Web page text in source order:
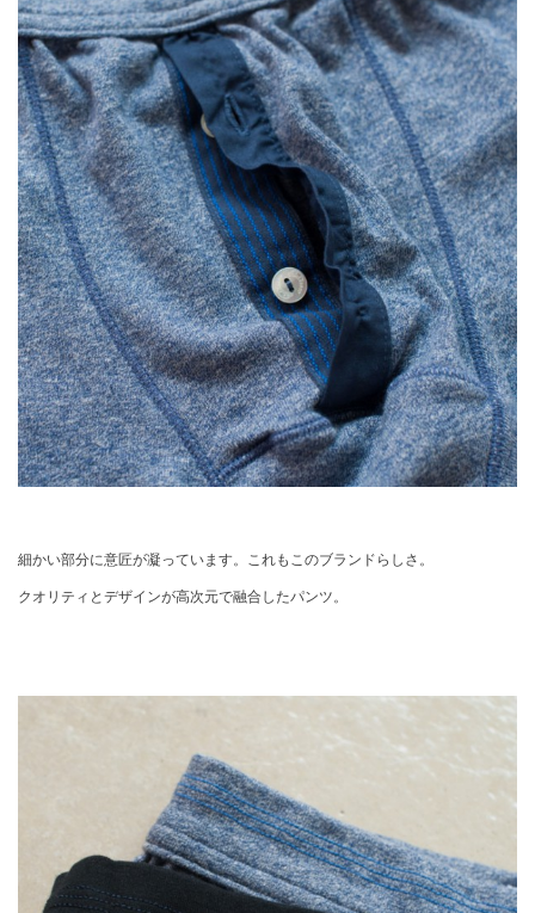
細かい部分に意匠が凝っています。これもこのブランドらしさ。
クオリティとデザインが高次元で融合したパンツ。